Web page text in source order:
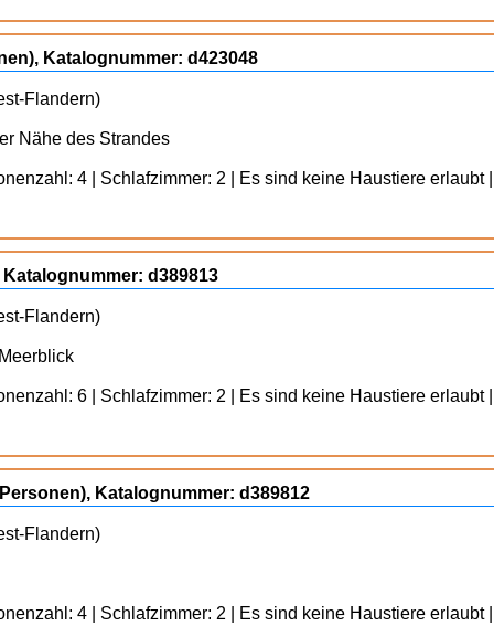
Katalognummer: d423048
Flandern)
Nähe des Strandes
4 | Schlafzimmer: 2 | Es sind keine Haustiere erlaubt |
d389813
Flandern)
6 | Schlafzimmer: 2 | Es sind keine Haustiere erlaubt |
Katalognummer: d389812
Flandern)
4 | Schlafzimmer: 2 | Es sind keine Haustiere erlaubt |